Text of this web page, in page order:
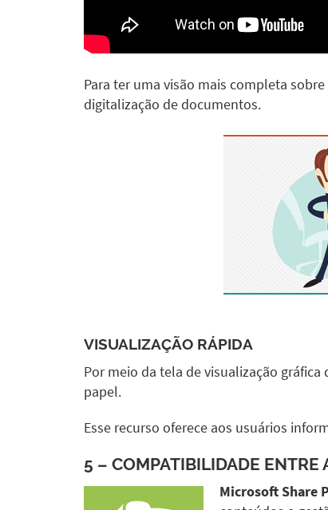
Para ter uma visão mais completa
digitalização de documentos.
VISUALIZAÇÃO RÁPIDA
Por meio da tela de visualização
papel.
Esse recurso oferece aos usuários
5 – COMPATIBILIDADE ENTRE
Microsoft Share